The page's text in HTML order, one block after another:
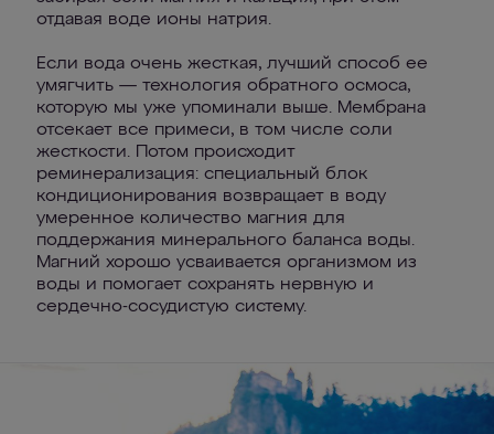
отдавая воде ионы натрия.
Если вода очень жесткая, лучший способ ее
умягчить — технология обратного осмоса,
которую мы уже упоминали выше. Мембрана
отсекает все примеси, в том числе соли
жесткости. Потом происходит
реминерализация: специальный блок
кондиционирования возвращает в воду
умеренное количество магния для
поддержания минерального баланса воды.
Магний хорошо усваивается организмом из
воды и помогает сохранять нервную и
сердечно-сосудистую систему.